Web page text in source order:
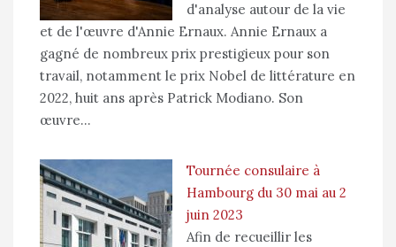
d'analyse autour de la vie
et de l'œuvre d'Annie Ernaux. Annie Ernaux a
gagné de nombreux prix prestigieux pour son
travail, notamment le prix Nobel de littérature en
2022, huit ans après Patrick Modiano. Son
œuvre…
Tournée consulaire à
Hambourg du 30 mai au 2
juin 2023
Afin de recueillir les